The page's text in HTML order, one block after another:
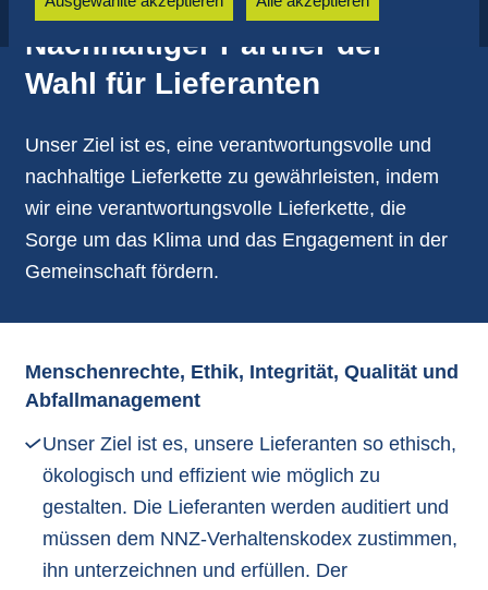
Nachhaltiger Partner der
Wahl für Lieferanten
Unser Ziel ist es, eine verantwortungsvolle und
nachhaltige Lieferkette zu gewährleisten, indem
wir eine verantwortungsvolle Lieferkette, die
Sorge um das Klima und das Engagement in der
Gemeinschaft fördern.
Menschenrechte, Ethik, Integrität, Qualität und
Abfallmanagement
Unser Ziel ist es, unsere Lieferanten so ethisch,
ökologisch und effizient wie möglich zu
gestalten. Die Lieferanten werden auditiert und
müssen dem NNZ-Verhaltenskodex zustimmen,
ihn unterzeichnen und erfüllen. Der